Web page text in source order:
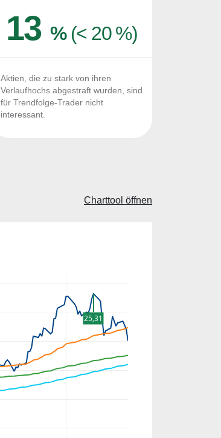
13% (< 20 %)
Aktien, die zu stark von ihren
Verlaufhochs abgestraft wurden, sind
für Trendfolge-Trader nicht
interessant.
Charttool öffnen
25,31